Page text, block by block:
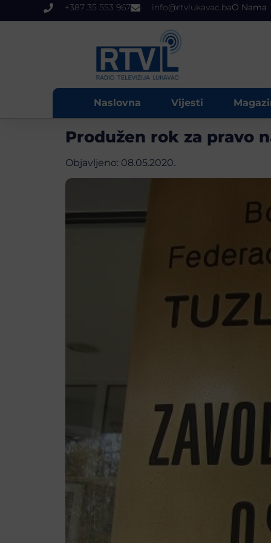
+387 35 553 967 info@rtvlukavac.baO Nama
Naslovna Vijesti
Produžen rok za pravo
Objavljeno: 08.05.2020.